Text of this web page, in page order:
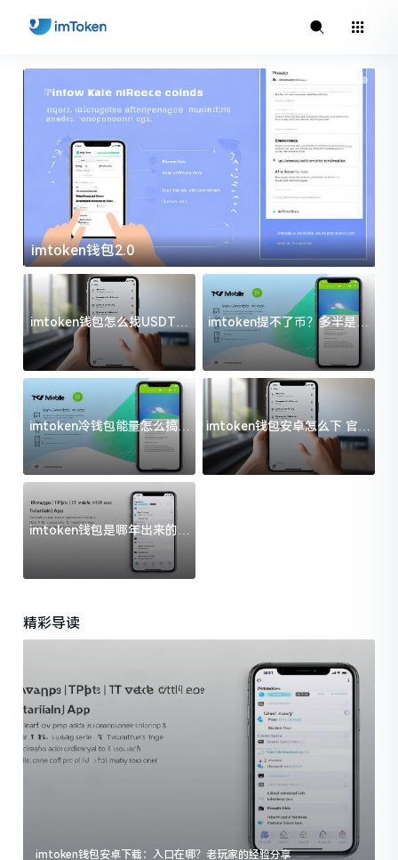
imtoken钱包2.0
imtoken钱包怎么找USDT地
址？三步搞定不踩坑
imtoken提不了币？多半是这
几件事没处理好
imtoken冷钱包能量怎么搞？
过来人告诉你门道
imtoken钱包安卓怎么下 官方
渠道避坑指南
imtoken钱包是哪年出来的？
一文给你说清楚
精彩导读
imtoken钱包安卓下载：入口在哪？老玩家的经验分享